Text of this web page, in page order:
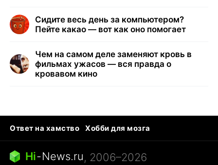
Сидите весь день за компьютером?
Пейте какао — вот как оно помогает
Чем на самом деле заменяют кровь в
фильмах ужасов — вся правда о
кровавом кино
Ответ на хамство
Хобби для мозга
Бензин 100 и 95
Тунцы в океанариуме
Следующая пандемия
Hi-News.ru, 2006–2026